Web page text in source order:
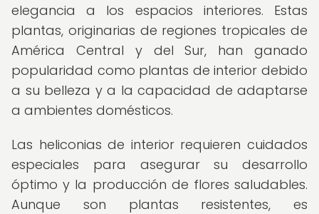
elegancia a los espacios interiores. Estas
plantas, originarias de regiones tropicales de
América Central y del Sur, han ganado
popularidad como plantas de interior debido
a su belleza y a la capacidad de adaptarse
a ambientes domésticos.
Las heliconias de interior requieren cuidados
especiales para asegurar su desarrollo
óptimo y la producción de flores saludables.
Aunque son plantas resistentes, es